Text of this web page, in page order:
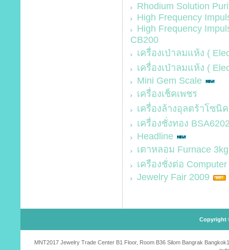
Rhodium Solution
High Frequency
High Frequency
CB200
เครื่องเป่าลมแห้ง (
เครื่องเป่าลมแห้ง (
Mini Gem Scale
เครื่องเช็คเพชร
เครื่องล้างอุลตร้าโซนิค
เครื่องชั่งทอง
Headline
เตาหลอม Furnace
เครืองชั่งต่อ Computer
Jewelry Fair 2009
Copyright
MNT2017 Jewelry Trade Center B1 Floor, Room B36 Silom Bangrak